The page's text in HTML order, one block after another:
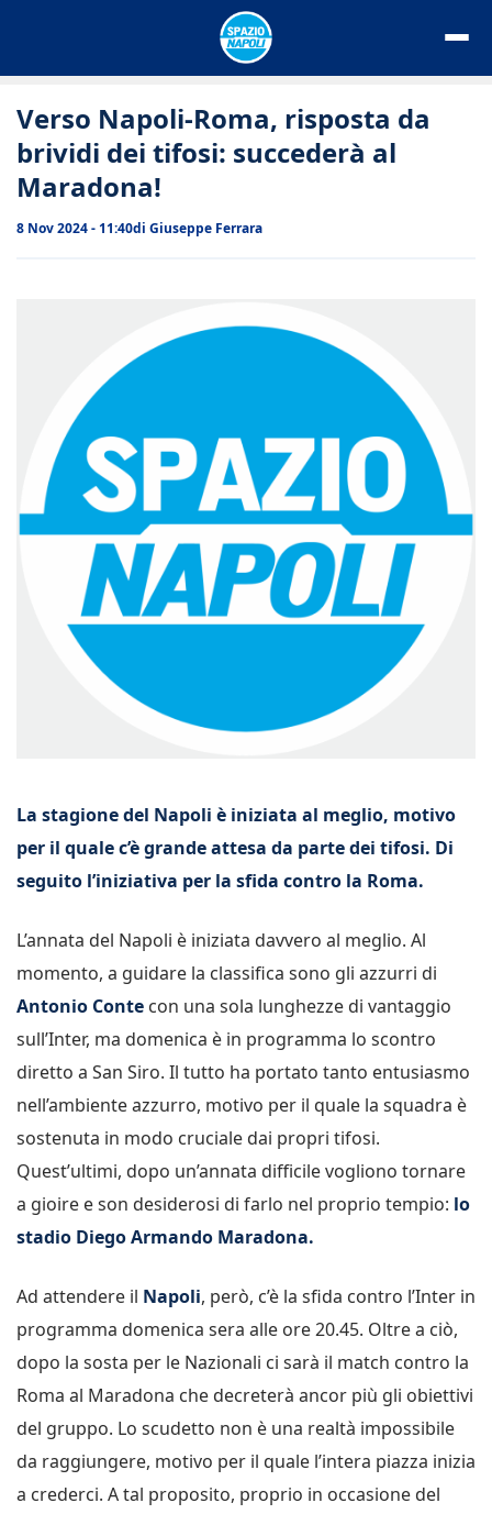
Verso Napoli-Roma, risposta da
brividi dei tifosi: succederà al
Maradona!
8 Nov 2024 - 11:40di Giuseppe Ferrara
La stagione del Napoli è iniziata al meglio, motivo
per il quale c’è grande attesa da parte dei tifosi. Di
seguito l’iniziativa per la sfida contro la Roma.
L’annata del Napoli è iniziata davvero al meglio. Al
momento, a guidare la classifica sono gli azzurri di
Antonio Conte con una sola lunghezze di vantaggio
sull’Inter, ma domenica è in programma lo scontro
diretto a San Siro. Il tutto ha portato tanto entusiasmo
nell’ambiente azzurro, motivo per il quale la squadra è
sostenuta in modo cruciale dai propri tifosi.
Quest’ultimi, dopo un’annata difficile vogliono tornare
a gioire e son desiderosi di farlo nel proprio tempio: lo
stadio Diego Armando Maradona.
Ad attendere il Napoli, però, c’è la sfida contro l’Inter in
programma domenica sera alle ore 20.45. Oltre a ciò,
dopo la sosta per le Nazionali ci sarà il match contro la
Roma al Maradona che decreterà ancor più gli obiettivi
del gruppo. Lo scudetto non è una realtà impossibile
da raggiungere, motivo per il quale l’intera piazza inizia
a crederci. A tal proposito, proprio in occasione del